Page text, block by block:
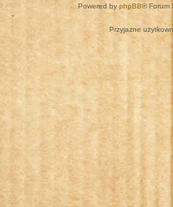
Powered by phpBB® Forum
Przyjazne